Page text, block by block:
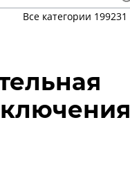
Все категории 199231